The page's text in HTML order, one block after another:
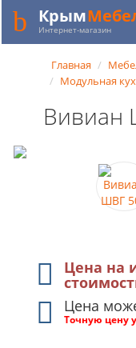
Крым
Интернет-магазин
Главная
Модульная
Вивиан
Цена на
Цена
Точную цену